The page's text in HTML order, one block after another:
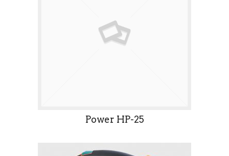
Power HP-25